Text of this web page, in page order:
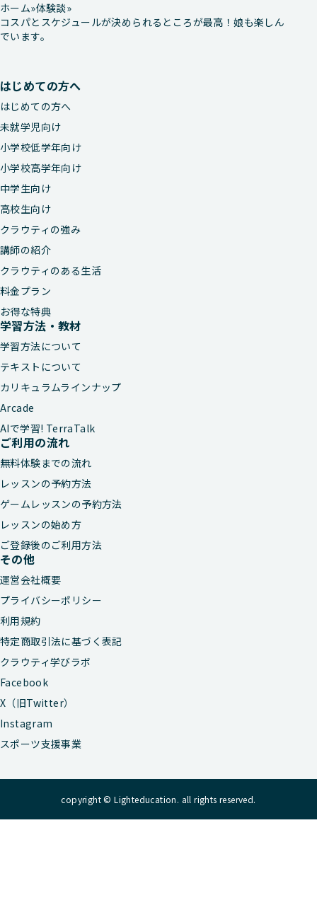
ホーム 体験談
コスパとスケジュールが決められるところが最高！娘も楽しん
でいます。
はじめての方へ
はじめての方へ
未就学児向け
小学校低学年向け
小学校高学年向け
中学生向け
高校生向け
クラウティの強み
講師の紹介
クラウティのある生活
料金プラン
お得な特典
学習方法・教材
学習方法について
テキストについて
カリキュラムラインナップ
Arcade
AIで学習! TerraTalk
ご利用の流れ
無料体験までの流れ
レッスンの予約方法
ゲームレッスンの予約方法
レッスンの始め方
ご登録後のご利用方法
その他
運営会社概要
プライバシーポリシー
利用規約
特定商取引法に基づく表記
クラウティ学びラボ
Facebook
X（旧Twitter）
Instagram
スポーツ支援事業
copyright © Lighteducation. all rights reserved.